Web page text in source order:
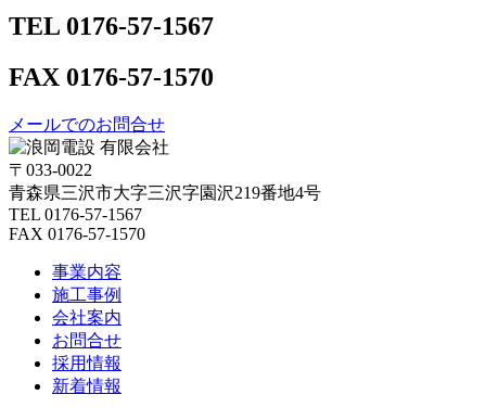
TEL 0176-57-1567
FAX 0176-57-1570
メールでのお問合せ
〒033-0022
青森県三沢市大字三沢字園沢219番地4号
TEL 0176-57-1567
FAX 0176-57-1570
事業内容
施工事例
会社案内
お問合せ
採用情報
新着情報